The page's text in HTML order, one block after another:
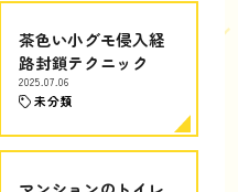
茶色い小グモ侵入経
路封鎖テクニック
2025.07.06
未分類